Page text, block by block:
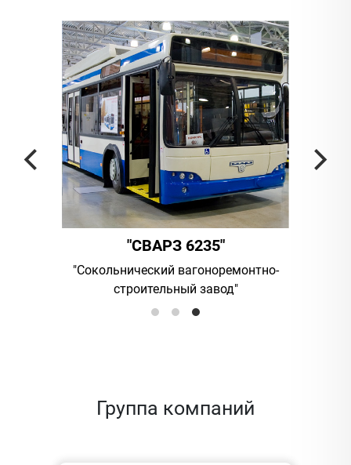
"АМБЕР"
UAB "Vilniaus viesasis transportas
Группа компаний